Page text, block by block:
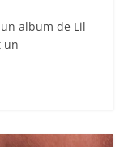
album de Lil
un